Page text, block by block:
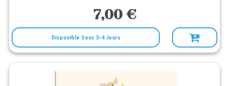
7,00 €
Disponible Sous 3-4 Jours